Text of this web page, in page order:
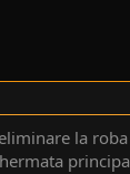
la